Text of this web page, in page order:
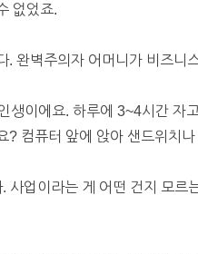
없었죠.
완벽주의자 어머니가 비즈니
생이에요. 하루에 3~4시간 자
컴퓨터 앞에 앉아 샌드위치
업이라는 게 어떤 건지 모르